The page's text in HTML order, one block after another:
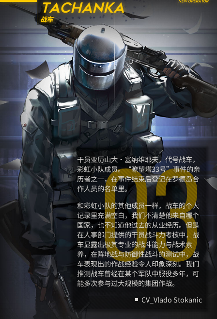
TACHANKA
战车
03
干员亚历山大·塞纳维耶夫，代号战车，
彩虹小队成员。“瞭望塔33号”事件的亲
历者之一，在事件结束后登记在罗德岛合
作人员的名单里。
和彩虹小队的其他成员一样，战车的个人
记录里充满空白，我们不清楚他来自哪个
国家，也不知道他过去的从业经历。但是
在人事部门提供的干员战斗力考核中，战
车显露出极其专业的战斗能力与战术素
养，在阵地战与防御性战斗的测试中，战
车表现出的作战经验令人印象深刻。我们
推测战车曾经在某个军队中服役多年，可
能多次参与过大规模的集团作战。
CV_Vlado Stokanic